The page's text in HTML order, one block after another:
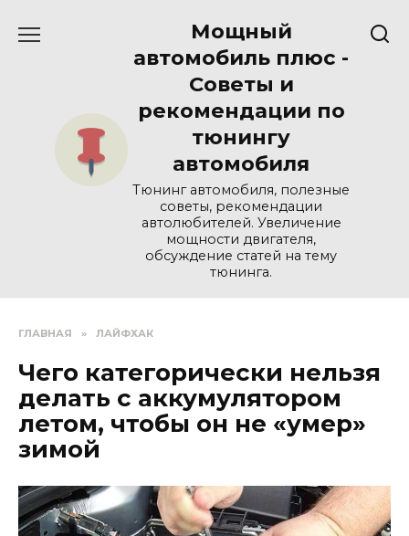
Мощный
автомобиль плюс -
Советы и
рекомендации по
тюнингу
автомобиля
Тюнинг автомобиля, полезные
советы, рекомендации
автолюбителей. Увеличение
мощности двигателя,
обсуждение статей на тему
тюнинга.
ГЛАВНАЯ » ЛАЙФХАК
Чего категорически нельзя
делать с аккумулятором
летом, чтобы он не «умер»
зимой